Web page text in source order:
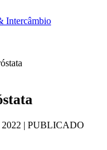
Intercâmbio
| PUBLICADO